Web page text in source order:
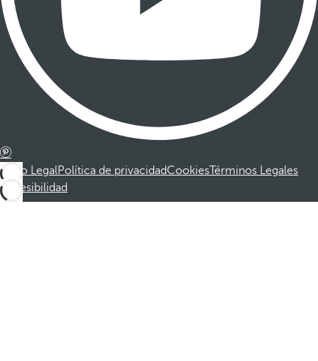
Aviso LegalPolítica de privacidadCookiesTérminos Legales
Accesibilidad